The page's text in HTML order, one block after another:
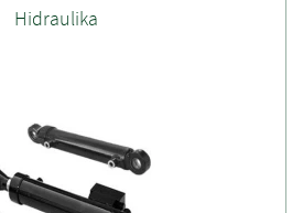
Hidraulika